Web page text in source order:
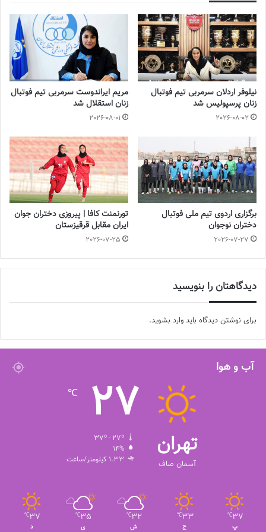
می رود تا برای رفتن به بوتان آماده شود. مسابقات مقدماتی لیگ
قهرمانان زنان آسیا از چهارم تا دهم شهریور به میزبانی بوتان برگزار می
شود و خاتون با تیم های کیچی هنگ کنگ و رویال تیمفو بوتان همگروه
است.
💻منبع:فوتبالی 📸عکس:پریسا پورطاهریان
با فوتبالز همراه شوید
را در اینستاگرام دنبال کنید
◾️
footballs.women@
برچسب ها جام باشگاه‌های آسیا خاتون بم فوتبال زنان
نیلوفر اردلان سرمربی تیم فوتبال
زنان پرسپولیس شد
2026-08-02
مریم ایراندوست سرمربی تیم فوتبال
زنان استقلال شد
2026-08-01
برگزاری اردوی تیم ملی فوتبال
دختران نوجوان
2026-07-27
تورنمنت کافا | پیروزی دختران جوان
ایران مقابل قرقیزستان
2026-07-25
دیدگاهتان را بنویسید
برای نوشتن دیدگاه باید وارد بشوید.
آب و هوا
تهران
آسمان صاف
27
℃
14%
1.33 کیلومتر/ساعت
37
℃
پ
33
℃
ج
32
℃
ش
35
℃
ی
37
℃
د